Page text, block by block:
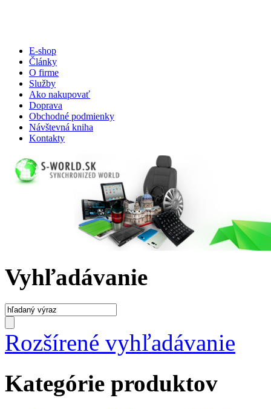
E-shop
Články
O firme
Služby
Ako nakupovať
Doprava
Obchodné podmienky
Návštevná kniha
Kontakty
Vyhľadávanie
Rozšírené vyhľadávanie
Kategórie produktov